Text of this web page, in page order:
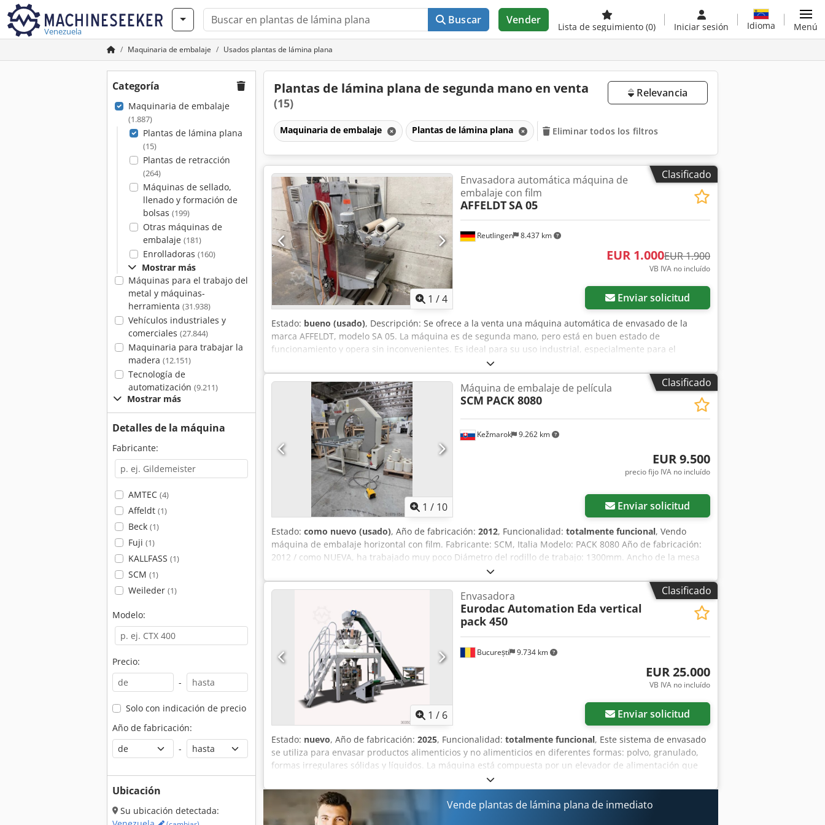
Venezuela
Buscar Vender
Lista de seguimiento (0) Iniciar sesión Idioma Menú
Maquinaria de embalaje Usados plantas de lámina plana
Categoría
Maquinaria de embalaje
(1.887)
Plantas de lámina plana
(15)
Plantas de retracción
(264)
Máquinas de sellado,
llenado y formación de
bolsas (199)
Otras máquinas de
embalaje (181)
Enrolladoras (160)
Mostrar más
Máquinas para el trabajo del
metal y máquinas-
herramienta (31.938)
Vehículos industriales y
comerciales (27.844)
Maquinaria para trabajar la
madera (12.151)
Tecnología de
automatización (9.211)
Mostrar más
Detalles de la máquina
Fabricante:
AMTEC (4)
Affeldt (1)
Beck (1)
Fuji (1)
KALLFASS (1)
SCM (1)
Weileder (1)
Modelo:
Precio:
-
Solo con indicación de precio
Año de fabricación:
-
Ubicación
Su ubicación detectada:
Plantas de lámina plana de segunda mano en venta
(15)
Relevancia
Maquinaria de embalaje Plantas de lámina plana Eliminar todos los filtros
Clasificado
1 /4
Reutlingen 8.437 km
Envasadora automática máquina de
embalaje con film
AFFELDTSA 05
EUR 1.000EUR 1.900
VB IVA no incluído
Enviar solicitud
Estado: bueno (usado), Descripción: Se ofrece a la venta una máquina automática de envasado de la
marca AFFELDT, modelo SA 05. La máquina es de segunda mano, pero está en buen estado de
funcionamiento y opera sin inconvenientes. Es ideal para su uso industrial, especialmente para el
envasado de productos en film. Detalles: • Fabricante: AFFELDT (calidad alemana) • Modelo: SA 05 •
Aplicación: envasado en film / proceso de envasado • Estado: usada, totalmente operativa • Construcción
industrial robusta La máquina proviene de una línea de producción en funcionamiento y se utilizó de
manera fiable en la operación diaria. Las máquinas AFFELDT son conocidas por su durabilidad y robustez,
diseñadas para un uso industrial continuo. Presenta signos normales de uso, pero técnicamente está en
perfecto estado de funcionamiento. Ideal para producción, almacén o expedición. —— Posibilidad de
inspección y prueba de funcionamiento in situ. La máquina está disponible de inmediato. Chjdpfxoy Ez
Rbj Acbsa
Clasificado
1 / 10
Kežmarok 9.262 km
Máquina de embalaje de película
SCM PACK 8080
EUR 9.500
precio fijo IVA no incluído
Enviar solicitud
Estado: como nuevo (usado), Año de fabricación: 2012, Funcionalidad: totalmente funcional, Vendo
máquina de embalaje horizontal con film. Fabricante: SCM, Italia Modelo: PACK 8080 Año de fabricación:
2012 / como NUEVA, ha trabajado muy poco Diámetro del rodillo de trabajo: 1300mm. Ancho de la mesa
de trabajo: 900mm. Avance manual, longitud total de las mesas: 2,60m Instalada, lista para usar. Chodpfjr
Alx Uex Acbea Disponible de inmediato, en stock.
Clasificado
1 / 6
București 9.734 km
Envasadora
Eurodac Automation Eda vertical
pack 450
EUR 25.000
VB IVA no incluído
Enviar solicitud
Estado: nuevo, Año de fabricación: 2025, Funcionalidad: totalmente funcional, Este sistema de envasado
se utiliza para envasar productos alimenticios y no alimenticios en diferentes formas: polvo, granulado,
formas irregulares sólidas y líquidos. La máquina está compuesta por un elevador de alimentación que
levanta suavemente los productos, el elevador puede ser con vasos de plástico en forma de Z o con correa
de PU o PVC con estructura de acero inoxidable o se puede utilizar un elevador de sinfín para productos
granulados o polvorientos. El producto se alimenta a una pesadora de cabezales múltiples que tiene 10,
14, 28 módulos de pesaje. La pesadora se coloca sobre una plataforma de acero inoxidable de diseño
Vende plantas de lámina plana de inmediato